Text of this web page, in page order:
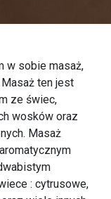
w sobie masaż,
Masaż ten jest
ze świec,
wosków oraz
Masaż
: cytrusowe,